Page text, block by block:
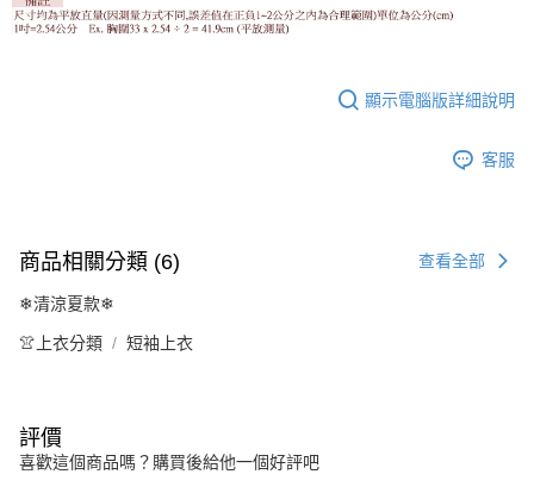
顯示電腦版詳細說明
客服
商品相關分類 (6) 查看全部
❄清涼夏款❄
👚上衣分類 短袖上衣
評價
喜歡這個商品嗎？購買後給他一個好評吧